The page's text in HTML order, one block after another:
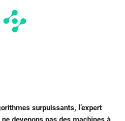
surpuissants, l’expert